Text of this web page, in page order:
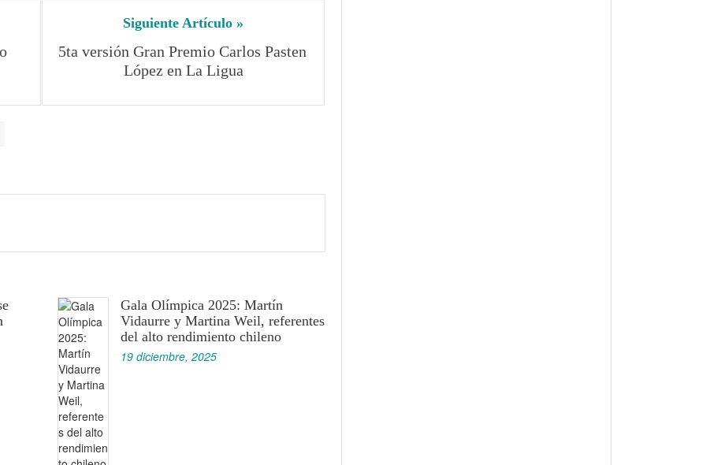
Siguiente Artículo »
5ta versión Gran Premio Carlos Pasten
López en La Ligua
Gala Olímpica 2025: Martín
Vidaurre y Martina Weil, referentes
del alto rendimiento chileno
19 diciembre, 2025